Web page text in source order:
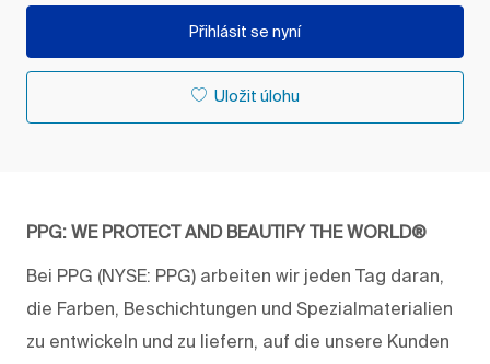
Přihlásit se nyní
Uložit úlohu
PPG: WE PROTECT AND BEAUTIFY THE WORLD®
Bei PPG (NYSE: PPG) arbeiten wir jeden Tag daran,
die Farben, Beschichtungen und Spezialmaterialien
zu entwickeln und zu liefern, auf die unsere Kunden